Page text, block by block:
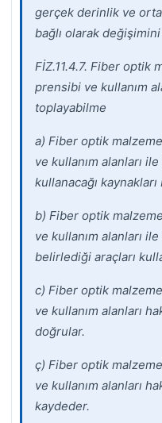
gerçek derinlik ve
bağlı olarak değişimini
FİZ.11.4.7. Fiber optik
prensibi ve kullanım
toplayabilme
a) Fiber optik
ve kullanım alanları
kullanacağı
b) Fiber optik
ve kullanım alanları
belirlediği araçları
c) Fiber optik
ve kullanım alanları
doğrular.
ç) Fiber optik
ve kullanım alanları
kaydeder.